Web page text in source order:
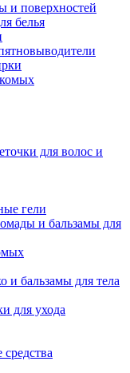
и поверхностей
белья
для волос и
гели
и бальзамы для
и бальзамы для тела
для ухода